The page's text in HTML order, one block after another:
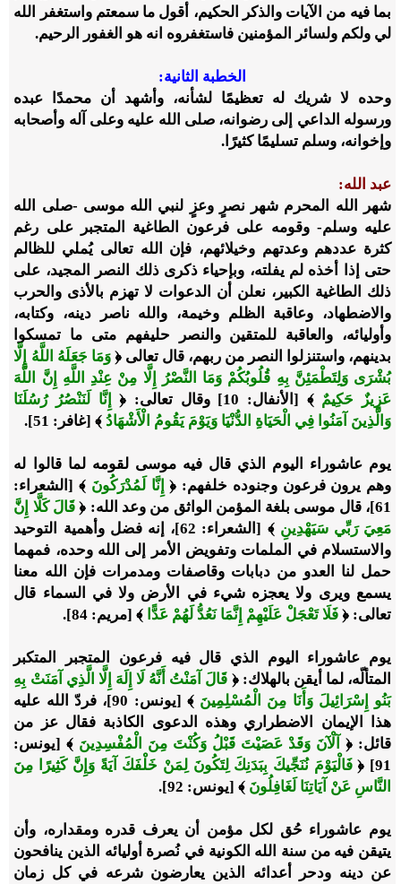
بما فيه من الآيات والذكر الحكيم، أقول ما سمعتم واستغفر الله
لي ولكم ولسائر المؤمنين فاستغفروه انه هو الغفور الرحيم.
الخطبة الثانية:
وحده لا شريك له تعظيمًا لشأنه، وأشهد أن محمدًا عبده
ورسوله الداعي إلى رضوانه، صلى الله عليه وعلى آله وأصحابه
وإخوانه، وسلم تسليمًا كثيرًا.
عبد الله:
شهر الله المحرم شهر نصرٍ وعزٍ لنبي الله موسى -صلى الله
عليه وسلم- وقومه على فرعون الطاغية المتجبر على رغم
كثرة عددهم وعدتهم وخيلائهم، فإن الله تعالى يُملي للظالم
حتى إذا أخذه لم يفلته، وبإحياء ذكرى ذلك النصر المجيد، على
ذلك الطاغية الكبير، نعلن أن الدعوات لا تهزم بالأذى والحرب
والاضطهاد، وعاقبة الظلم وخيمة، والله ناصر دينه، وكتابه،
وأوليائه، والعاقبة للمتقين والنصر حليفهم متى ما تمسكوا
بدينهم، واستنزلوا النصر من ربهم، قال تعالى ﴿وَمَا جَعَلَهُ اللَّهُ إِلَّا
بُشْرَى وَلِتَطْمَئِنَّ بِهِ قُلُوبُكُمْ وَمَا النَّصْرُ إِلَّا مِنْ عِنْدِ اللَّهِ إِنَّ اللَّهَ
عَزِيزٌ حَكِيمٌ ﴾ [الأنفال: 10] وقال تعالى: ﴿ إِنَّا لَنَنْصُرُ رُسُلَنَا
وَالَّذِينَ آمَنُوا فِي الْحَيَاةِ الدُّنْيَا وَيَوْمَ يَقُومُ الْأَشْهَادُ ﴾ [غافر: 51].
يوم عاشوراء اليوم الذي قال فيه موسى لقومه لما قالوا له
وهم يرون فرعون وجنوده خلفهم: ﴿ إِنَّا لَمُدْرَكُونَ ﴾ [الشعراء:
61] ، قال موسى بلغة المؤمن الواثق من وعد الله: ﴿ قَالَ كَلَّا إِنَّ
مَعِيَ رَبِّي سَيَهْدِينِ ﴾ [الشعراء: 62]
، إنه فضل وأهمية التوحيد
والاستسلام في الملمات وتفويض الأمر إلى الله وحده، فمهما
حمل لنا العدو من دبابات وقاصفات ومدمرات فإن الله معنا
يسمع ويرى ولا يعجزه شيء في الأرض ولا في السماء قال
تعالى: ﴿ فَلَا تَعْجَلْ عَلَيْهِمْ إِنَّمَا نَعُدُّ لَهُمْ عَدًّا ﴾ [مريم: 84].
يوم عاشوراء اليوم الذي قال فيه فرعون المتجبر المتكبر
المتألّه، لما أيقن بالهلاك:﴿ قَالَ آمَنْتُ أَنَّهُ لَا إِلَهَ إِلَّا الَّذِي آمَنَتْ بِهِ
بَنُو إِسْرَائِيلَ وَأَنَا مِنَ الْمُسْلِمِينَ﴾ [يونس: 90]
، فردّ الله عليه
هذا الإيمان الاضطراري وهذه الدعوى الكاذبة فقال عز من
قائل: ﴿ آلْآنَ وَقَدْ عَصَيْتَ قَبْلُ وَكُنْتَ مِنَ الْمُفْسِدِينَ ﴾ [يونس:
91]
﴿فَالْيَوْمَ نُنَجِّيكَ بِبَدَنِكَ لِتَكُونَ لِمَنْ خَلْفَكَ آيَةً وَإِنَّ كَثِيرًا مِنَ
النَّاسِ عَنْ آيَاتِنَا لَغَافِلُونَ ﴾ [يونس: 92].
يوم عاشوراء حُق لكل مؤمن أن يعرف قدره ومقداره، وأن
يتيقن فيه من سنة الله الكونية في نُصرة أوليائه الذين ينافحون
عن دينه ودحر أعدائه الذين يعارضون شرعه في كل زمان